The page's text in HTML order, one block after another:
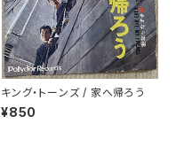
キング・トーンズ / 家へ帰ろう
¥850